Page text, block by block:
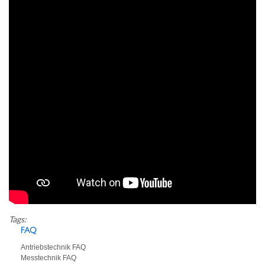
Tags:
FAQ
Antriebstechnik FAQ
Messtechnik FAQ